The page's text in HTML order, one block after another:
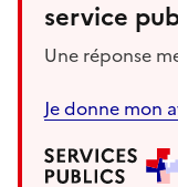
service
Une réponse
Je donne mon